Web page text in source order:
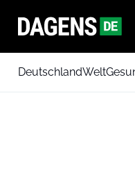
DeutschlandWelt